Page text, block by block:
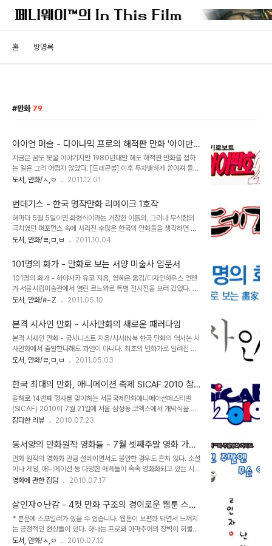
홈 방명록
만화 79
아이언 머슬 - 다이나믹 프로의 해적판 만화 '아이반
호 2세'를 아십니까?
지금은 꿈도 못꿀 이야기지만 1980년대만 해도 해적판 만화를 접하
는 일은 그리 어렵지 않았다. [드래곤볼] 이후 무차별하게 쏟아져 들어
온 5백원짜리 포켓판 만화를 말하는 게 아니다. 전설적인 클로버문고
믹 콩콩 코믹스가 그 자리를 대치해 갔다. 흥미롭게도 다이나믹 프로의
작품들 중 대다수는 ‘한국인’ 작가의 이름을 건 일본 만화의 해적판이
었다. 대표적인 만화가가 성운아였는데, 마에카와 다케시의 [쿵후보이
친미]를 그대로 배낀 [쿵후소년 용소야] 시리즈로 엄청난 인기를 모았
다. 놀라운 건 성운아 작가의 이름으로 출간된 작품이 [쿵후소년 용소
타맨], 후지코 F 후지오 원작의 [..
도서, 만화/ㅅ,ㅇ 2011.12.01
번데기스 - 한국 명작만화 리메이크 1호작
해마다 5월 5일이면 화형식이라는 거창한 이름의, 그러나 무식함의
극치였던 퍼포먼스 속에 사라진 수많은 한국의 만화들을 생각하면 지
금도 가슴속에 불길이 치밀어 오르지만 그나마 추억의 한켠에 자리잡
다. 그 중에는 걸작의 칭호가 아깝지 않을만한 작품들이 더러 있는데,
박수동 화백의 [번데기 야구단]은 명랑만화의 포맷을 끌어온 야구만화
중 단연 최고의 걸작이라 할 것이다. 이상무의 독고탁 시리즈나 이현세
의 [공포의 외인구단] 등 야구만화의 홍수 속에서도 유독 [번데기 야구
단]은 해학과 유머, 그리고 감동의 코드로 독보적인 존재감을 행사해
이 통쾌한 카타르시스의 명대사를 아직..
도서, 만화/ㄹ,ㅁ,ㅂ 2011.10.04
101명의 화가 - 만화로 보는 서양 미술사 입문서
101명의 화가 - 하야사카 유코 지음, 염혜은 옮김/디자인하우스 언젠
가 서울시립미술관에서 열린 르느와르 특별 전시전을 보러 갔었다. 눈
에 익숙한 '피아노 치는 소녀'나 '물랭 드 라 갈레트' 같은 걸작을 실제
그가 어느 시절 어떤 환경에서 그 그림을 그리게 되었으며, 르느와르라
는 화가가 어떤 인생을 살았는지, 무엇을 계기로 인상주의 화가의 대표
주자가 될 수 있었는지 등등 배경지식없이 그런 전시회를 즐기러 왔다
는 사실에 조금 부끄러웠던 기억이 있다. 아마 그가 오페라 극장 합창
단에서 뛰어난 노래실력을 자랑했던 소년이었고, 도자기 공장의 그림
증오하며 살아왔다는 사실을 알고 ..
도서, 만화/#~Z 2011.05.10
본격 시사인 만화 - 시사만화의 새로운 패러다임
본격 시사인 만화 - 굽시니스트 지음/시사IN북 한국 만화의 역사는 시
사만화에서 출발한다해도 과언이 아니다. 최초의 만화가로 알려진 이
도영 화백의 '남의 숭내(남의 흉내)'는 말하자면 만평의 형식으로 한국
대로 선생', '장도리' 등 억겁의 세월을 거치며 사람들의 기억속에 각인
된 수많은 시사만화가 신문 지상 한귀퉁이의 4컷을 자리했다. 이들 시
사만화는 천시받는 만화계의 숱한 고초 속에서도 제 목소리를 내며 정
치적, 사회적 부조리와 화두를 날카로운 풍자성으로 해석해 독자들의
마음을 움직이는 큰 몫을 해냈다. 인터넷 시대에 접어들면서 미디어 매
의 위상이 예전만큼은 못하겠..
도서, 만화/ㄹ,ㅁ,ㅂ 2011.05.03
한국 최대의 만화, 애니메이션 축제 SICAF 2010 참
관기
올해로 14번째 행사를 맞이하는 서울국제만화애니메이션페스티벌
(SICAF) 2010이 7월 21일에 서울 삼성동 코엑스에서 개막식을 올
렸습니다. 우리나라 최대 만화 및 애니메이션 축제로 국내외 애니메이
장 먼저 눈에 띄는 것이 바로 '허영만 특별전' 부스입니다. 현역 작가로
서는 가장 왕성한, 그리고 높은 지명도를 가지고 있는 허 화백의 지나
간 작품들 및 그의 작업공간, 후배 작가들의 오마주 등이 다채롭게 전
시되고 있었지요. 이번 SICAF에서 가장 돋보이는 기획전시였습니다.
아쉽게도 허영만 화백을 직접 만나지는 못했네요. 또하나의 기획전시
본의 장수 만화인 [게게게의 기..
잡다한 리뷰 2010.07.23
동서양의 만화원작 영화들 - 7월 셋째주말 영화 가이
드
만화 원작의 영화화 만큼 설레이면서도 불안한 경우도 흔치 않다. 소설
이나 게임, 애니메이션 등 다양한 매체들이 속속 영화화되고 있는 시점
이지만 그림과 텍스트가 공존하는 만화를 스크린으로 옮긴다는 것은
만화에 기반한 영화 몇편을 감상해 보는 건 어떨까? 이끼 - 강우석 윤
태호 원작의 웹툰을 영화화한 스릴러물. 탄탄한 내러티브와 긴장감이
살아 숨쉬는 원작의 세밀한 묘사에는 미치지 못한다는 것이 중평이지
만 그래도 오락적 요소와 추가된 '강우석표 상업영화'로서는 부족함이
없다. 원작자가 애초부터 염두에 두었던 주인공 류해국 역의 박해일과
영화에 관한 잡담 2010.07.17
살인자ㅇ난감 - 4컷 만화 구조의 경이로운 웹툰 스릴
러
* 본문에 스포일러가 있을 수 있습니다. 웹툰이 보편화 되면서 느껴지
는 긍정적인 현상들이 있다. 하나는 프로와 아마추어의 장벽이 허물어
지면서 재야의 숨은 고수들이 높은 등용문턱을 넘지 않아도 자신의 실
도서, 만화/ㅅ,ㅇ 2010.07.12